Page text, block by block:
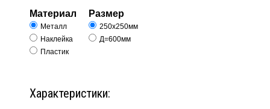
Материал
Металл
Наклейка
Пластик
Размер
250х250мм
Д=600мм
Характеристики: